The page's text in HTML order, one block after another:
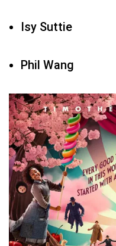
Isy Suttie
Phil Wang